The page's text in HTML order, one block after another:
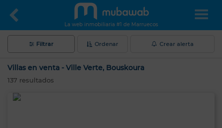
La web inmobiliaria #1 de Marruecos
Filtrar Ordenar Crear alerta
Villas en venta - Ville Verte, Bouskoura
137 resultados